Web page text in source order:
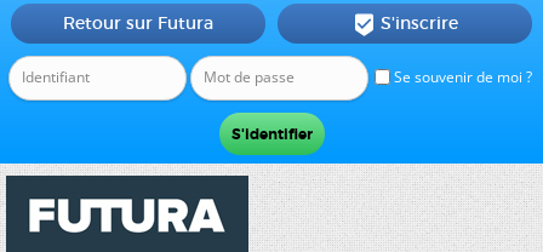
Se souvenir de moi ?
Retour sur Futura  S'inscrire